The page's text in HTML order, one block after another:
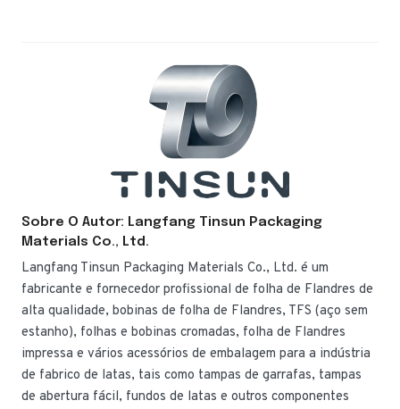
Sobre O Autor: Langfang Tinsun Packaging
Materials Co., Ltd.
Langfang Tinsun Packaging Materials Co., Ltd. é um
fabricante e fornecedor profissional de folha de Flandres de
alta qualidade, bobinas de folha de Flandres, TFS (aço sem
estanho), folhas e bobinas cromadas, folha de Flandres
impressa e vários acessórios de embalagem para a indústria
de fabrico de latas, tais como tampas de garrafas, tampas
de abertura fácil, fundos de latas e outros componentes